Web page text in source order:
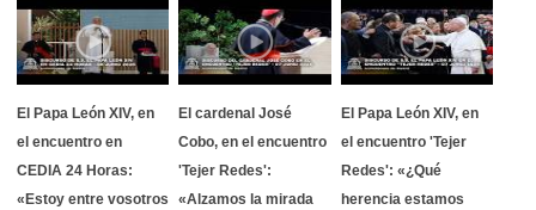
El Papa León XIV, en
el encuentro en
CEDIA 24 Horas:
«Estoy entre vosotros
El cardenal José
Cobo, en el encuentro
'Tejer Redes':
«Alzamos la mirada
El Papa León XIV, en
el encuentro 'Tejer
Redes': «¿Qué
herencia estamos